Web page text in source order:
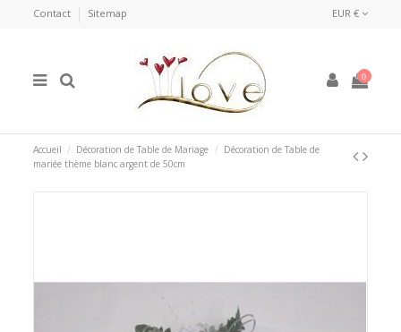
Contact Sitemap EUR €
0
Accueil Décoration de Table de Mariage
Décoration de Table de
mariée thème blanc argent de 50cm